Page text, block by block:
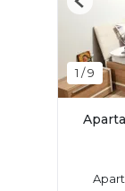
1 /9
Previous